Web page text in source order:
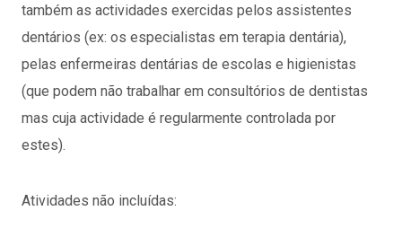
também as actividades exercidas pelos assistentes
dentários (ex: os especialistas em terapia dentária),
pelas enfermeiras dentárias de escolas e higienistas
(que podem não trabalhar em consultórios de dentistas
mas cuja actividade é regularmente controlada por
estes).
Atividades não incluídas: